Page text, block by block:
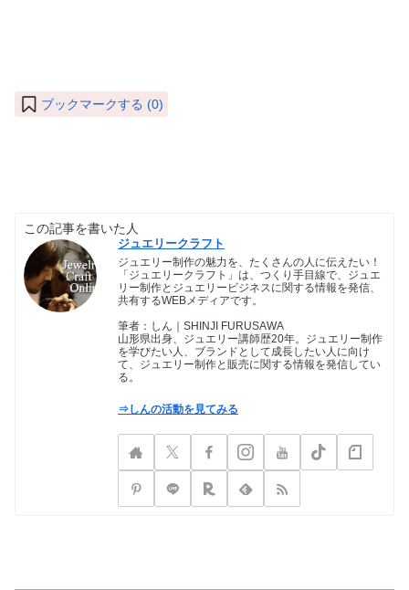
ブックマークする (0)
この記事を書いた人
ジュエリークラフト
ジュエリー制作の魅力を、たくさんの人に伝えたい！
「ジュエリークラフト」は、つくり手目線で、ジュエ
リー制作とジュエリービジネスに関する情報を発信、
共有するWEBメディアです。
筆者：しん｜SHINJI FURUSAWA
山形県出身、ジュエリー講師歴20年。ジュエリー制作
を学びたい人、ブランドとして成長したい人に向け
て、ジュエリー制作と販売に関する情報を発信してい
る。
⇒しんの活動を見てみる